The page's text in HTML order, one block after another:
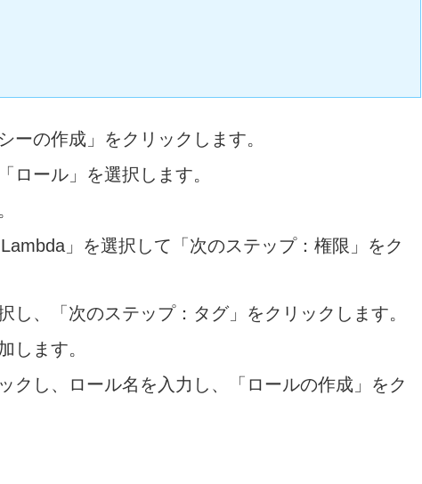
ーの作成」をクリックします。
ロール」を選択します。
」を選択して「次のステップ：権限」をク
し、「次のステップ：タグ」をクリックします。
します。
クし、ロール名を入力し、「ロールの作成」をク